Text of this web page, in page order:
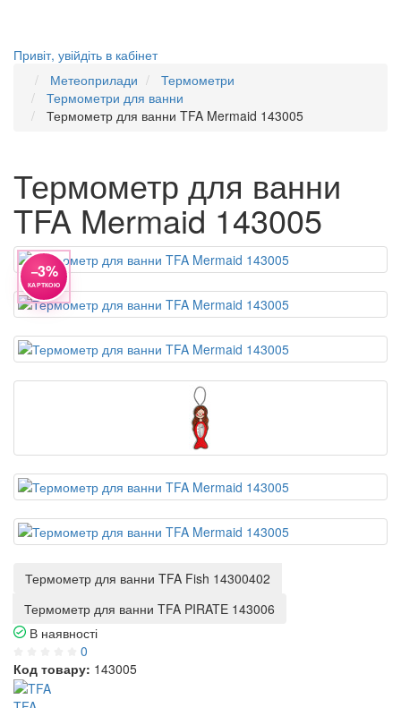
Привіт, увійдіть в кабінет
Метеоприлади
Термометри
Термометри для ванни
Термометр для ванни TFA Mermaid 143005
Термометр для ванни
TFA Mermaid 143005
−3%
КАРТКОЮ
Термометр для ванни TFA Fish 14300402
Термометр для ванни TFA PIRATE 143006
В наявності
0
Код товару: 143005